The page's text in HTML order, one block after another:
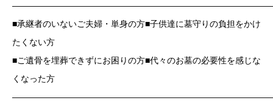
■承継者のいないご夫婦・単身の方■子供達に墓守りの負担をかけ
たくない方
■ご遺骨を埋葬できずにお困りの方■代々のお墓の必要性を感じな
くなった方